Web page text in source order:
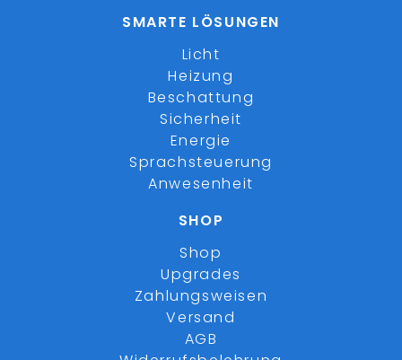
SMARTE LÖSUNGEN
Licht
Heizung
Beschattung
Sicherheit
Energie
Sprachsteuerung
Anwesenheit
SHOP
Shop
Upgrades
Zahlungsweisen
Versand
AGB